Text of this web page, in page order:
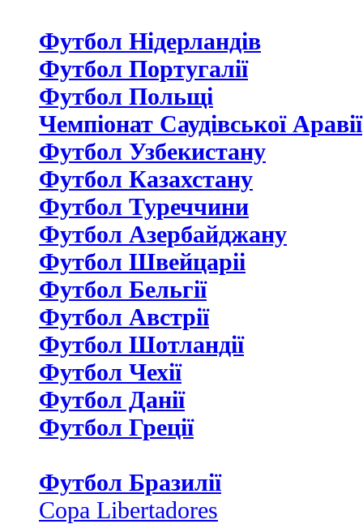
Футбол Нідерландiв
Футбол Португалії
Футбол Польщі
Чемпіонат Саудівської Аравії
Футбол Узбекистану
Футбол Казахстану
Футбол Туреччини
Футбол Азербайджану
Футбол Швейцаріі
Футбол Бельгії
Футбол Австрії
Футбол Шотландії
Футбол Чехії
Футбол Данії
Футбол Греції
Футбол Бразилії
Copa Libertadores